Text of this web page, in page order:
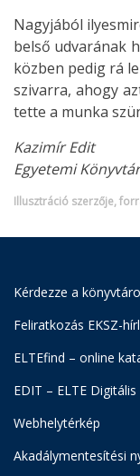
Nagyjából
belső udvarának
közben pedig rá
szivarra, ahogy
tette a munka
Kazimír Edit
Egyetemi
Illusztráció szerzője,
Kérdezze a
Feliratkozás EKSZ-
ELTEfind – online
EDIT – ELTE
Webhelytérkép
Akadálymentesítési